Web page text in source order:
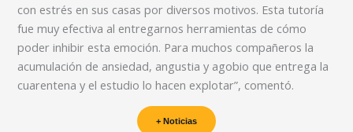
con estrés en sus casas por diversos motivos. Esta tutoría
fue muy efectiva al entregarnos herramientas de cómo
poder inhibir esta emoción. Para muchos compañeros la
acumulación de ansiedad, angustia y agobio que entrega la
cuarentena y el estudio lo hacen explotar”, comentó.
+ Noticias